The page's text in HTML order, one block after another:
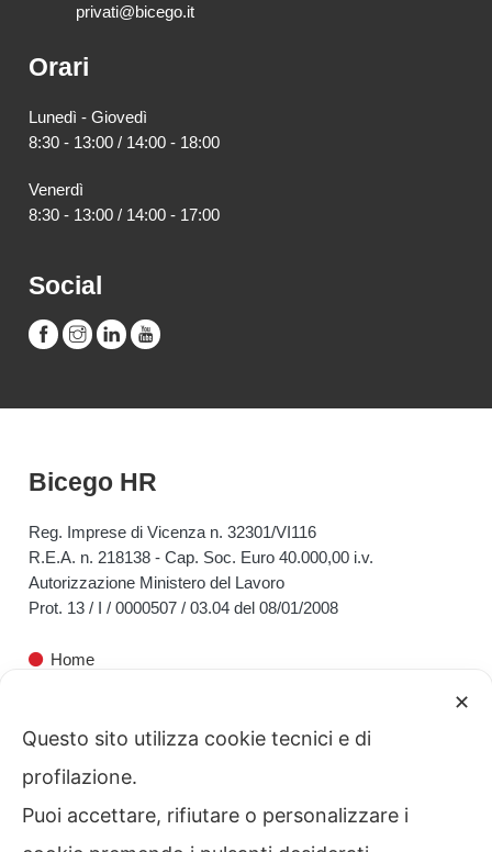
privati@bicego.it
Orari
Lunedì - Giovedì
8:30 - 13:00 / 14:00 - 18:00
Venerdì
8:30 - 13:00 / 14:00 - 17:00
Social
Bicego HR
Reg. Imprese di Vicenza n. 32301/VI116
R.E.A. n. 218138 - Cap. Soc. Euro 40.000,00 i.v.
Autorizzazione Ministero del Lavoro
Prot. 13 / I / 0000507 / 03.04 del 08/01/2008
Home
Contatti
✕
Questo sito utilizza cookie tecnici e di
profilazione.
Puoi accettare, rifiutare o personalizzare i